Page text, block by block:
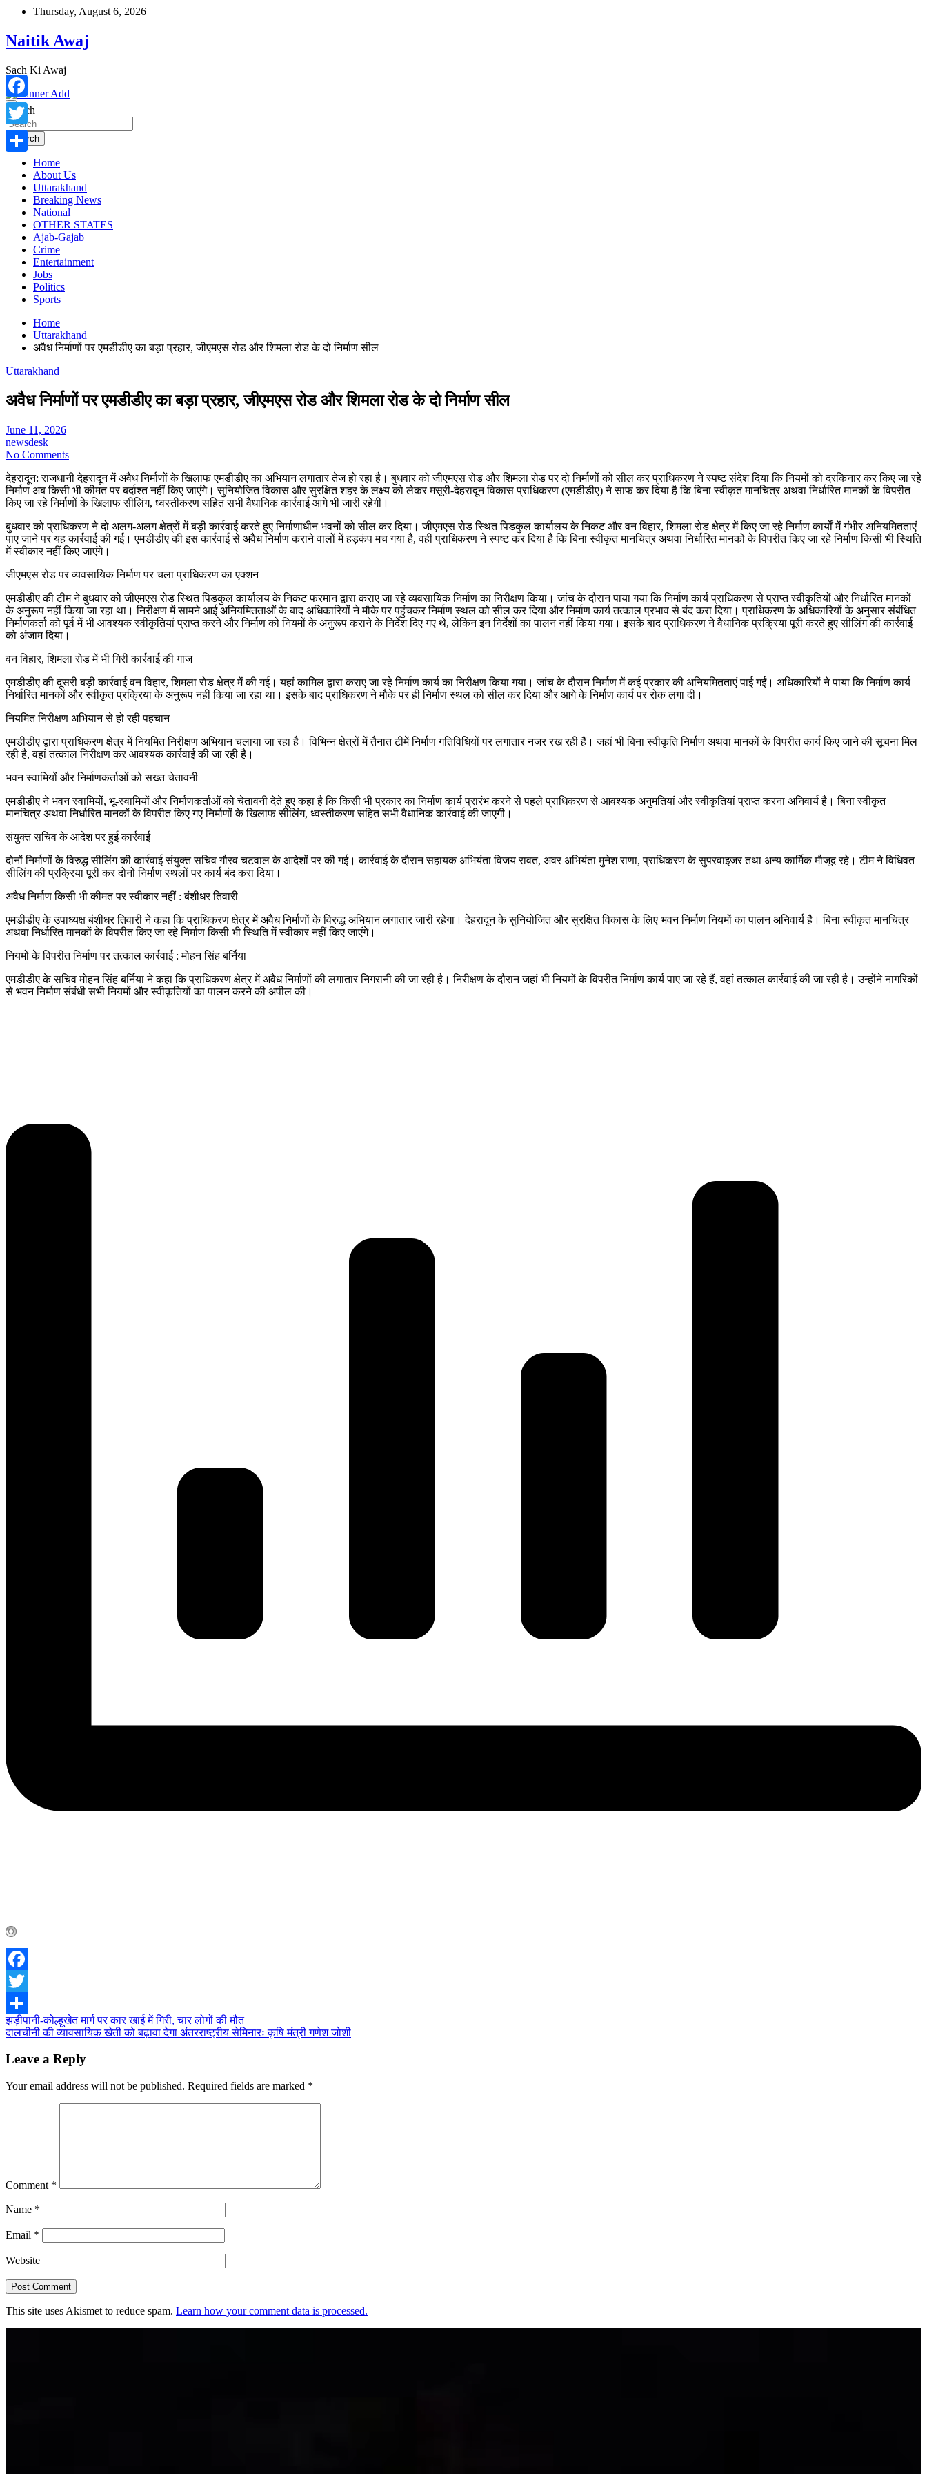
Skip
content
Thursday, August 6, 2026
Naitik Awaj
Sach Ki Awaj
Search
Search
Home
About Us
Uttarakhand
Breaking News
National
OTHER STATES
Ajab-Gajab
Crime
Entertainment
Jobs
Politics
Sports
Home
Uttarakhand
अवैध निर्माणों पर एमडीडीए का बड़ा प्रहार, जीएमएस रोड और शिमला रोड के दो निर्माण सील
Uttarakhand
अवैध निर्माणों पर एमडीडीए का बड़ा प्रहार, जीएमएस रोड और शिमला रोड के दो निर्माण सील
June 11, 2026
newsdesk
No Comments
देहरादून: राजधानी देहरादून में अवैध निर्माणों के खिलाफ एमडीडीए का अभियान लगातार तेज हो रहा है। बुधवार को जीएमएस रोड और शिमला रोड पर दो निर्माणों को सील कर प्राधिकरण ने स्पष्ट संदेश दिया कि नियमों को दरकिनार कर किए जा रहे
निर्माण अब किसी भी कीमत पर बर्दाश्त नहीं किए जाएंगे। सुनियोजित विकास और सुरक्षित शहर के लक्ष्य को लेकर मसूरी-देहरादून विकास प्राधिकरण (एमडीडीए) ने साफ कर दिया है कि बिना स्वीकृत मानचित्र अथवा निर्धारित मानकों के विपरीत
किए जा रहे निर्माणों के खिलाफ सीलिंग, ध्वस्तीकरण सहित सभी वैधानिक कार्रवाई आगे भी जारी रहेगी।
बुधवार को प्राधिकरण ने दो अलग-अलग क्षेत्रों में बड़ी कार्रवाई करते हुए निर्माणाधीन भवनों को सील कर दिया। जीएमएस रोड स्थित पिडकुल कार्यालय के निकट और वन विहार, शिमला रोड क्षेत्र में किए जा रहे निर्माण कार्यों में गंभीर अनियमितताएं
पाए जाने पर यह कार्रवाई की गई। एमडीडीए की इस कार्रवाई से अवैध निर्माण कराने वालों में हड़कंप मच गया है, वहीं प्राधिकरण ने स्पष्ट कर दिया है कि बिना स्वीकृत मानचित्र अथवा निर्धारित मानकों के विपरीत किए जा रहे निर्माण किसी भी स्थिति
में स्वीकार नहीं किए जाएंगे।
जीएमएस रोड पर व्यवसायिक निर्माण पर चला प्राधिकरण का एक्शन
एमडीडीए की टीम ने बुधवार को जीएमएस रोड स्थित पिडकुल कार्यालय के निकट फरमान द्वारा कराए जा रहे व्यवसायिक निर्माण का निरीक्षण किया। जांच के दौरान पाया गया कि निर्माण कार्य प्राधिकरण से प्राप्त स्वीकृतियों और निर्धारित मानकों
के अनुरूप नहीं किया जा रहा था। निरीक्षण में सामने आई अनियमितताओं के बाद अधिकारियों ने मौके पर पहुंचकर निर्माण स्थल को सील कर दिया और निर्माण कार्य तत्काल प्रभाव से बंद करा दिया। प्राधिकरण के अधिकारियों के अनुसार संबंधित
निर्माणकर्ता को पूर्व में भी आवश्यक स्वीकृतियां प्राप्त करने और निर्माण को नियमों के अनुरूप कराने के निर्देश दिए गए थे, लेकिन इन निर्देशों का पालन नहीं किया गया। इसके बाद प्राधिकरण ने वैधानिक प्रक्रिया पूरी करते हुए सीलिंग की कार्रवाई
को अंजाम दिया।
वन विहार, शिमला रोड में भी गिरी कार्रवाई की गाज
एमडीडीए की दूसरी बड़ी कार्रवाई वन विहार, शिमला रोड क्षेत्र में की गई। यहां कामिल द्वारा कराए जा रहे निर्माण कार्य का निरीक्षण किया गया। जांच के दौरान निर्माण में कई प्रकार की अनियमितताएं पाई गईं। अधिकारियों ने पाया कि निर्माण कार्य
निर्धारित मानकों और स्वीकृत प्रक्रिया के अनुरूप नहीं किया जा रहा था। इसके बाद प्राधिकरण ने मौके पर ही निर्माण स्थल को सील कर दिया और आगे के निर्माण कार्य पर रोक लगा दी।
नियमित निरीक्षण अभियान से हो रही पहचान
एमडीडीए द्वारा प्राधिकरण क्षेत्र में नियमित निरीक्षण अभियान चलाया जा रहा है। विभिन्न क्षेत्रों में तैनात टीमें निर्माण गतिविधियों पर लगातार नजर रख रही हैं। जहां भी बिना स्वीकृति निर्माण अथवा मानकों के विपरीत कार्य किए जाने की सूचना मिल
रही है, वहां तत्काल निरीक्षण कर आवश्यक कार्रवाई की जा रही है।
भवन स्वामियों और निर्माणकर्ताओं को सख्त चेतावनी
एमडीडीए ने भवन स्वामियों, भू-स्वामियों और निर्माणकर्ताओं को चेतावनी देते हुए कहा है कि किसी भी प्रकार का निर्माण कार्य प्रारंभ करने से पहले प्राधिकरण से आवश्यक अनुमतियां और स्वीकृतियां प्राप्त करना अनिवार्य है। बिना स्वीकृत
मानचित्र अथवा निर्धारित मानकों के विपरीत किए गए निर्माणों के खिलाफ सीलिंग, ध्वस्तीकरण सहित सभी वैधानिक कार्रवाई की जाएगी।
संयुक्त सचिव के आदेश पर हुई कार्रवाई
दोनों निर्माणों के विरुद्ध सीलिंग की कार्रवाई संयुक्त सचिव गौरव चटवाल के आदेशों पर की गई। कार्रवाई के दौरान सहायक अभियंता विजय रावत, अवर अभियंता मुनेश राणा, प्राधिकरण के सुपरवाइजर तथा अन्य कार्मिक मौजूद रहे। टीम ने विधिवत
सीलिंग की प्रक्रिया पूरी कर दोनों निर्माण स्थलों पर कार्य बंद करा दिया।
अवैध निर्माण किसी भी कीमत पर स्वीकार नहीं : बंशीधर तिवारी
एमडीडीए के उपाध्यक्ष बंशीधर तिवारी ने कहा कि प्राधिकरण क्षेत्र में अवैध निर्माणों के विरुद्ध अभियान लगातार जारी रहेगा। देहरादून के सुनियोजित और सुरक्षित विकास के लिए भवन निर्माण नियमों का पालन अनिवार्य है। बिना स्वीकृत मानचित्र
अथवा निर्धारित मानकों के विपरीत किए जा रहे निर्माण किसी भी स्थिति में स्वीकार नहीं किए जाएंगे।
नियमों के विपरीत निर्माण पर तत्काल कार्रवाई : मोहन सिंह बर्निया
एमडीडीए के सचिव मोहन सिंह बर्निया ने कहा कि प्राधिकरण क्षेत्र में अवैध निर्माणों की लगातार निगरानी की जा रही है। निरीक्षण के दौरान जहां भी नियमों के विपरीत निर्माण कार्य पाए जा रहे हैं, वहां तत्काल कार्रवाई की जा रही है। उन्होंने नागरिकों
से भवन निर्माण संबंधी सभी नियमों और स्वीकृतियों का पालन करने की अपील की।
Facebook
Twitter
Share
Post
navigation
झड़ीपानी-कोल्हूखेत मार्ग पर कार खाई में गिरी, चार लोगों की मौत
दालचीनी की व्यावसायिक खेती को बढ़ावा देगा अंतरराष्ट्रीय सेमिनारः कृषि मंत्री गणेश जोशी
Leave a Reply
Your email address will not be published. Required fields are marked *
Comment *
Name *
Email *
Website
This site uses Akismet to reduce spam. Learn how your comment data is processed.
Facebook
Twitter
Share